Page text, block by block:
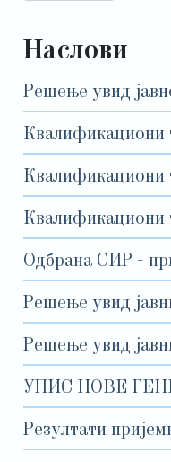
Наслови
Решење увид
Квалификациони
Квалификациони
Квалификациони
Одбрана СИР -
Решење увид
Решење увид
УПИС НОВЕ
Резултати